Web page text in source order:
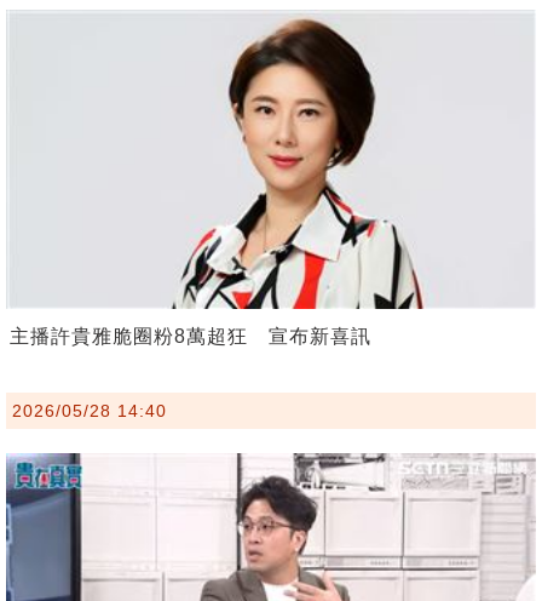
主播許貴雅脆圈粉8萬超狂 宣布新喜訊
2026/05/28 14:40